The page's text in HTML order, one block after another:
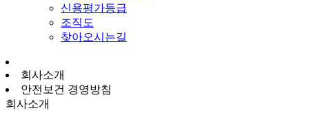
신용평가등급
조직도
찾아오시는길
회사소개
안전보건 경영방침
회사소개